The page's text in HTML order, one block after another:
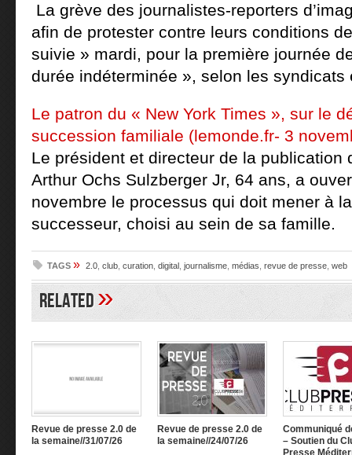
La grève des journalistes-reporters
afin de protester contre leurs conditions
suivie » mardi, pour la première journée
durée indéterminée », selon les syndicats
Le patron du « New York Times », sur le
succession familiale (lemonde.fr- 3
Le président et directeur de la publication
Arthur Ochs Sulzberger Jr, 64 ans, a
novembre le processus qui doit mener à
successeur, choisi au sein de sa famille.
TAGS » 2.0 club curation digital journalisme médias revue de presse web
Related»
Revue de presse 2.0 de
la semaine//31/07/26
Revue de presse 2.0 de
la semaine//24/07/26
Communiqué
– Soutien du
Presse